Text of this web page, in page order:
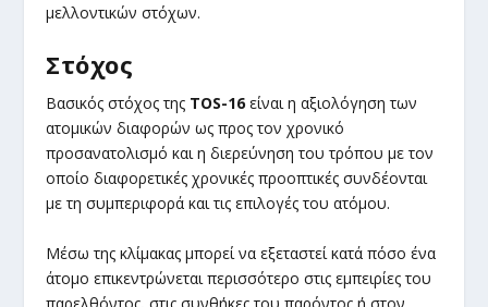
μελλοντικών στόχων.
Στόχος
Βασικός στόχος της TOS-16 είναι η αξιολόγηση των
ατομικών διαφορών ως προς τον χρονικό
προσανατολισμό και η διερεύνηση του τρόπου με τον
οποίο διαφορετικές χρονικές προοπτικές συνδέονται
με τη συμπεριφορά και τις επιλογές του ατόμου.
Μέσω της κλίμακας μπορεί να εξεταστεί κατά πόσο ένα
άτομο επικεντρώνεται περισσότερο στις εμπειρίες του
παρελθόντος, στις συνθήκες του παρόντος ή στον